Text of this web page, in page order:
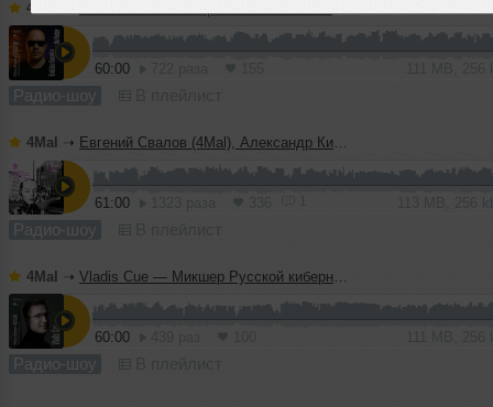
4Mal
60:00
Радио-шоу
4Mal ➝ Евгений Свалов (4Mal), Александр Киреев — Русская кибернетика 724 (08.07.2026)
61:00
Радио-шоу
4Mal ➝ Vladis Cue — Микшер Русской кибернетики 458 с Евгением Сваловым (4Mal) и Александром Киреевым (08.07.2026)
60:00
Радио-шоу